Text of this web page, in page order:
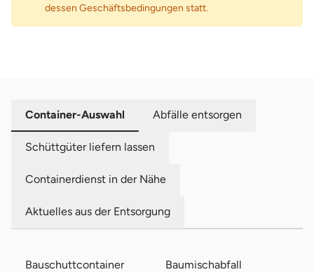
dessen Geschäftsbedingungen statt.
Container-Auswahl Abfälle entsorgen
Schüttgüter liefern lassen
Containerdienst in der Nähe
Aktuelles aus der Entsorgung
Bauschuttcontainer
Baumischabfall